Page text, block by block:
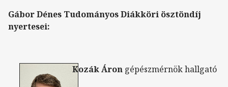
Gábor Dénes Tudományos Diákköri ösztöndíj
nyertesei:
Kozák Árongépészmérnök hallgató